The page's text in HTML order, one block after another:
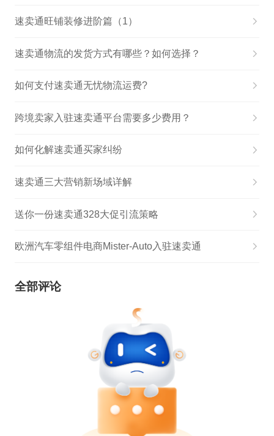
速卖通旺铺装修进阶篇（1）
速卖通物流的发货方式有哪些？如何选择？
如何支付速卖通无忧物流运费?
跨境卖家入驻速卖通平台需要多少费用？
如何化解速卖通买家纠纷
速卖通三大营销新场域详解
送你一份速卖通328大促引流策略
欧洲汽车零组件电商Mister-Auto入驻速卖通
全部评论